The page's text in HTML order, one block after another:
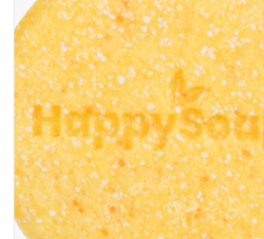
Cadeauboeken
Stationery & Gifts
Sieraden
Hebbedingen
Thee, Koffie & wat Lekkers